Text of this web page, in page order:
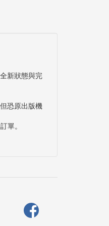
新狀態與完
恐原出版機
單。